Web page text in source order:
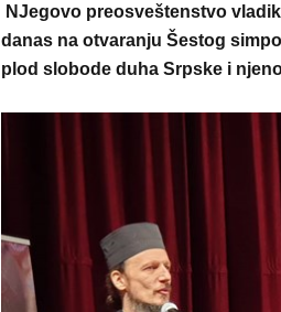
NJegovo preosveštenstvo
danas na otvaranju Šestog
plod slobode duha Srpske i